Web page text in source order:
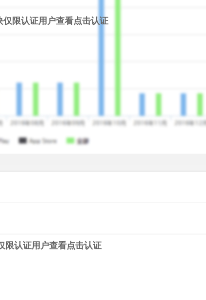
though various items are available via in-app purchase.
Play Store app to help prevent accidental or unwanted
仅限认证用户查看点击认证
限认证用户查看点击认证